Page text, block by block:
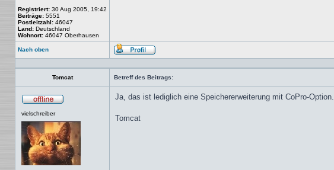
Registriert: 30 Aug 2005, 19:42
Beiträge: 5551
Postleitzahl: 46047
Land: Deutschland
Wohnort: 46047 Oberhausen
Nach oben
Profil
Tomcat
Betreff des Beitrags:
vielschreiber
Ja, das ist lediglich eine Speichererweiterung mit CoPro-Option.
Tomcat